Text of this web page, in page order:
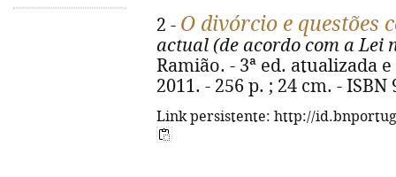
2 - O divórcio e questões
actual (de acordo com a Lei
Ramião. - 3ª ed. atualizada
2011. - 256 p. ; 24 cm. - ISBN
Link persistente: http://